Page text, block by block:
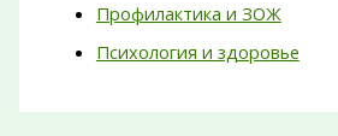
Профилактика и ЗОЖ
Психология и здоровье